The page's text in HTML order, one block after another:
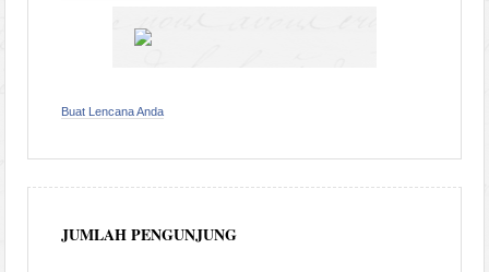
Buat Lencana Anda
JUMLAH PENGUNJUNG